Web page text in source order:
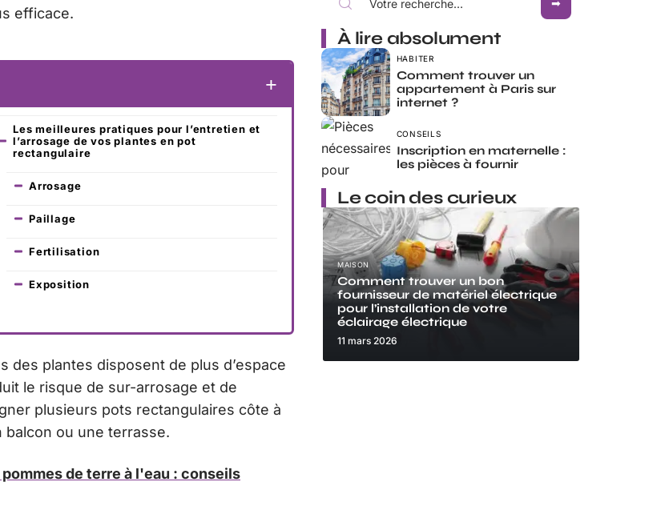
efficace.
Les meilleures pratiques pour l’entretien et
l’arrosage de vos plantes en pot
rectangulaire
Arrosage
Paillage
Fertilisation
Exposition
des plantes disposent de plus d’espace
le risque de sur-arrosage et de
plusieurs pots rectangulaires côte à
balcon ou une terrasse.
de terre à l'eau : conseils
À lire absolument
HABITER
Comment trouver un
appartement à Paris sur
internet ?
CONSEILS
Inscription en maternelle :
les pièces à fournir
Le coin des curieux
MAISON
Comment trouver un bon
fournisseur de matériel électrique
pour l’installation de votre
éclairage électrique
11 mars 2026